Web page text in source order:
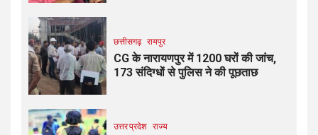
छत्तीसगढ़ रायपुर
CG के नारायणपुर में 1200 घरों की जांच,
173 संदिग्धों से पुलिस ने की पूछताछ
उत्तर प्रदेश राज्य